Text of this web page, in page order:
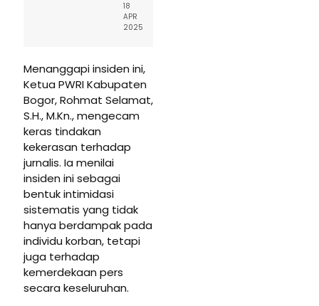
18
APR
2025
Menanggapi insiden ini,
Ketua PWRI Kabupaten
Bogor, Rohmat Selamat,
S.H., M.Kn., mengecam
keras tindakan
kekerasan terhadap
jurnalis. Ia menilai
insiden ini sebagai
bentuk intimidasi
sistematis yang tidak
hanya berdampak pada
individu korban, tetapi
juga terhadap
kemerdekaan pers
secara keseluruhan.